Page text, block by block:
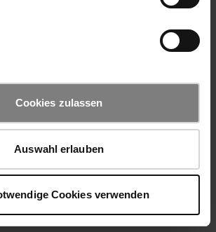
Cookies zulassen
Auswahl erlauben
Cookies verwenden